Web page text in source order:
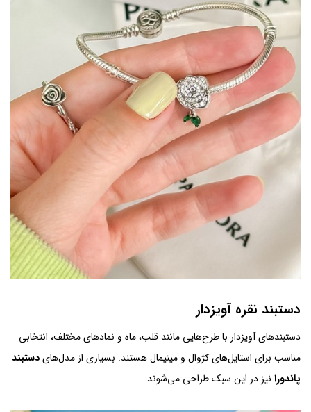
دستبند نقره آویزدار
دستبندهای آویزدار با طرح‌هایی مانند قلب، ماه و نمادهای مختلف، انتخابی
مناسب برای استایل‌های کژوال و مینیمال هستند. بسیاری از مدل‌هایدستبند
پاندورا نیز در این سبک طراحی می‌شوند.